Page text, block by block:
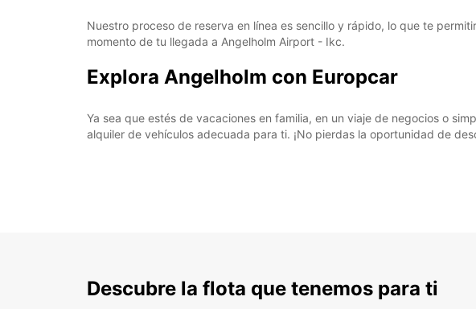
Nuestro proceso de reserva en línea es sencillo y rápido, lo que te
momento de tu llegada a Angelholm Airport - Ikc.
Explora Angelholm con Europcar
Ya sea que estés de vacaciones en familia, en un viaje de negocios o
alquiler de vehículos adecuada para ti. ¡No pierdas la oportunidad de
Descubre la flota que tenemos para ti